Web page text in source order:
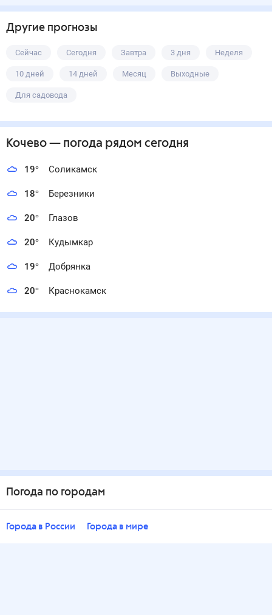
Другие прогнозы
Сейчас Сегодня Завтра 3 дня Неделя
10 дней 14 дней Месяц Выходные
Для садовода
Кочево— погода рядом сегодня
19° Соликамск
18° Березники
20° Глазов
20° Кудымкар
19° Добрянка
20° Краснокамск
Погода по городам
Города в России Города в мире